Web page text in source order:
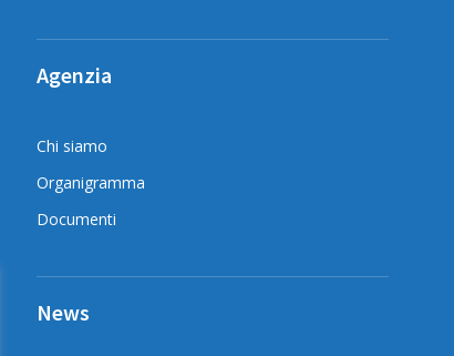
Agenzia
Chi siamo
Organigramma
Documenti
News